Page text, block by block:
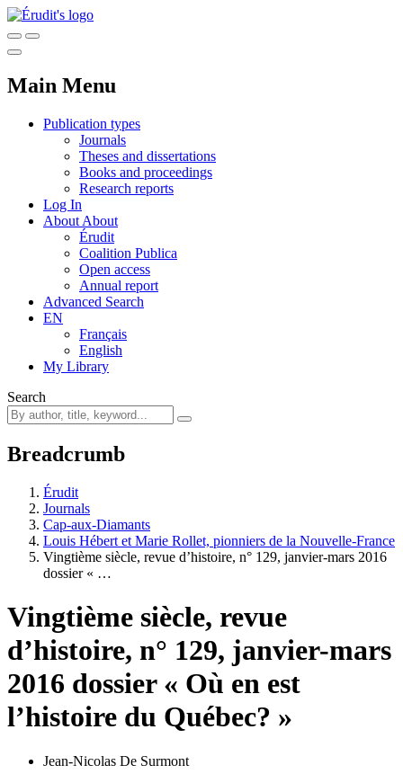
Main Menu
Publication types
Journals
Theses and dissertations
Books and proceedings
Research reports
Log In
About About
Érudit
Coalition Publica
Open access
Annual report
Advanced Search
EN
Français
English
My Library
Search
Breadcrumb
Érudit
Journals
Cap-aux-Diamants
Louis Hébert et Marie Rollet, pionniers de la Nouvelle-France
Vingtième siècle, revue d’histoire, n° 129, janvier-mars 2016
dossier « …
Vingtième siècle, revue
d’histoire, n° 129, janvier-mars
2016 dossier « Où en est
l’histoire du Québec? »
Jean-Nicolas De Surmont